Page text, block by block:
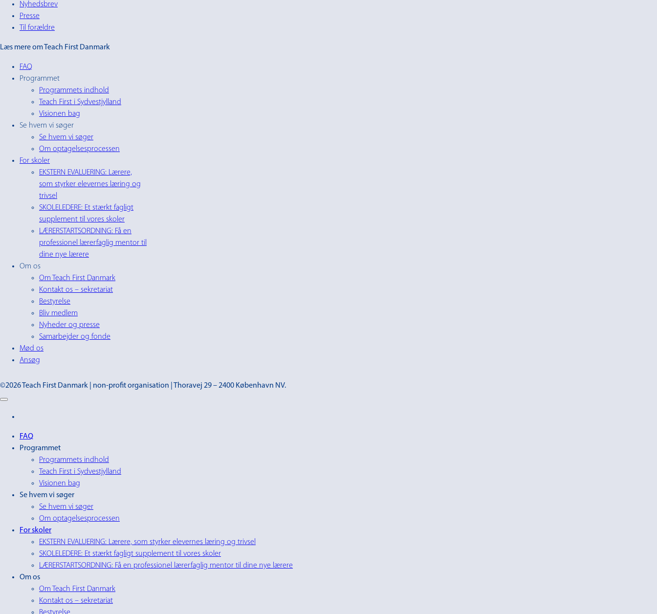
Nyhedsbrev
Presse
Til forældre
Læs mere om Teach First Danmark
FAQ
Programmet
Programmets indhold
Teach First i Sydvestjylland
Visionen bag
Se hvem vi søger
Se hvem vi søger
Om optagelsesprocessen
For skoler
EKSTERN EVALUERING: Lærere,
som styrker elevernes læring og
trivsel
SKOLELEDERE: Et stærkt fagligt
supplement til vores skoler
LÆRERSTARTSORDNING: Få en
professionel lærerfaglig mentor til
dine nye lærere
Om os
Om Teach First Danmark
Kontakt os – sekretariat
Bestyrelse
Bliv medlem
Nyheder og presse
Samarbejder og fonde
Mød os
Ansøg
©2026 Teach First Danmark | non-profit organisation | Thoravej 29 – 2400 København NV.
FAQ
Programmet
Programmets indhold
Teach First i Sydvestjylland
Visionen bag
Se hvem vi søger
Se hvem vi søger
Om optagelsesprocessen
For skoler
EKSTERN EVALUERING: Lærere, som styrker elevernes læring og trivsel
SKOLELEDERE: Et stærkt fagligt supplement til vores skoler
LÆRERSTARTSORDNING: Få en professionel lærerfaglig mentor til dine nye lærere
Om os
Om Teach First Danmark
Kontakt os – sekretariat